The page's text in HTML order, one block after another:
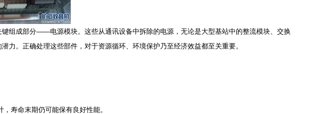
组成部分——电源模块。这些从通讯设备中拆除的电源，无论是大型基站中的整流模块、交换
。正确处理这些部件，对于资源循环、环境保护乃至经济效益都至关重要。
寿命末期仍可能保有良好性能。